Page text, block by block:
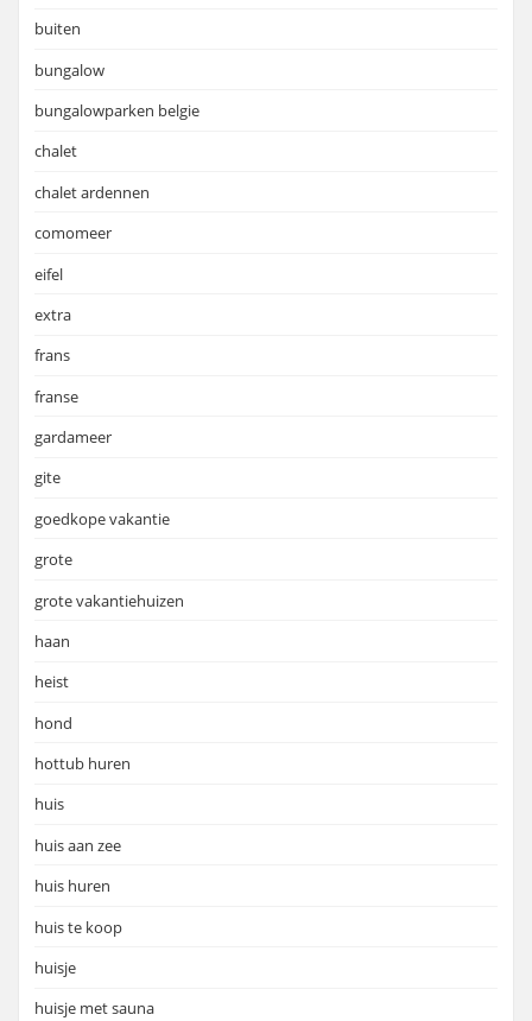
buiten
bungalow
bungalowparken belgie
chalet
chalet ardennen
comomeer
eifel
extra
frans
franse
gardameer
gite
goedkope vakantie
grote
grote vakantiehuizen
haan
heist
hond
hottub huren
huis
huis aan zee
huis huren
huis te koop
huisje
huisje met sauna